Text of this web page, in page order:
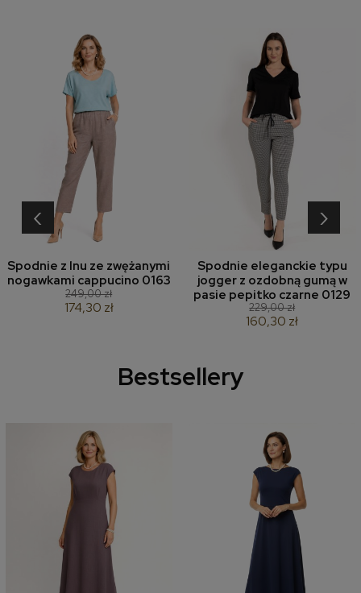
Spodnie z lnu ze zwężanymi
nogawkami cappucino 0163
249,00 zł
174,30 zł
Spodnie eleganckie typu
jogger z ozdobną gumą w
pasie pepitko czarne 0129
229,00 zł
160,30 zł
‹ ›
Bestsellery